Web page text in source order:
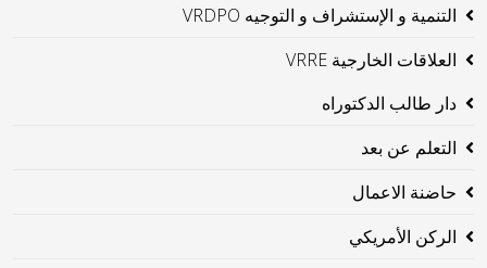
التنمية و الإستشراف و التوجيه VRDPO
العلاقات الخارجية VRRE
دار طالب الدكتوراه
التعلم عن بعد
حاضنة الاعمال
الركن الأمريكي